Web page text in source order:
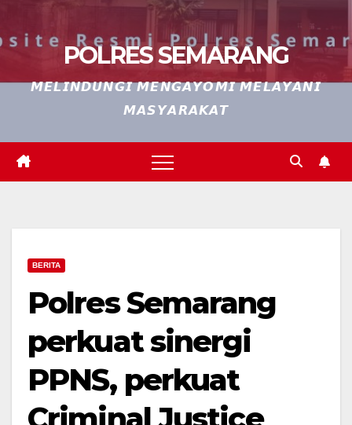
POLRES SEMARANG
𝙈𝙀𝙇𝙄𝙉𝘿𝙐𝙉𝙂𝙄 𝙈𝙀𝙉𝙂𝘼𝙔𝙊𝙈𝙄 𝙈𝙀𝙇𝘼𝙔𝘼𝙉𝙄
𝙈𝘼𝙎𝙔𝘼𝙍𝘼𝙆𝘼𝙏
BERITA
Polres Semarang
perkuat sinergi
PPNS, perkuat